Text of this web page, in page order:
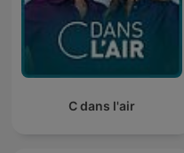
C dans l'air